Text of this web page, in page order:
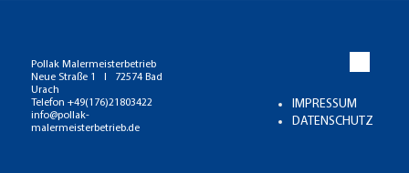
Pollak Malermeisterbetrieb
Neue Straße 1 I 72574 Bad
Urach
Telefon +49(176)21803422
info@pollak-
malermeisterbetrieb.de
IMPRESSUM
DATENSCHUTZ